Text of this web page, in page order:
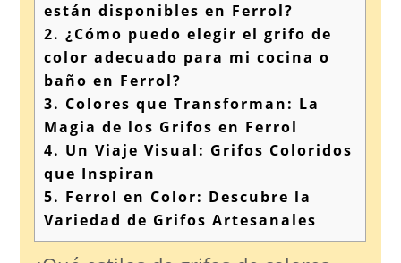
están disponibles en Ferrol?
2. ¿Cómo puedo elegir el grifo de
color adecuado para mi cocina o
baño en Ferrol?
3. Colores que Transforman: La
Magia de los Grifos en Ferrol
4. Un Viaje Visual: Grifos Coloridos
que Inspiran
5. Ferrol en Color: Descubre la
Variedad de Grifos Artesanales